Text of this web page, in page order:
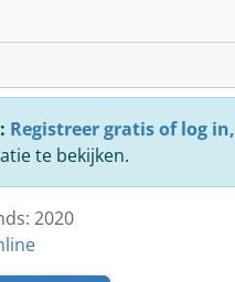
Registreer gratis of log in,
te bekijken.
2020